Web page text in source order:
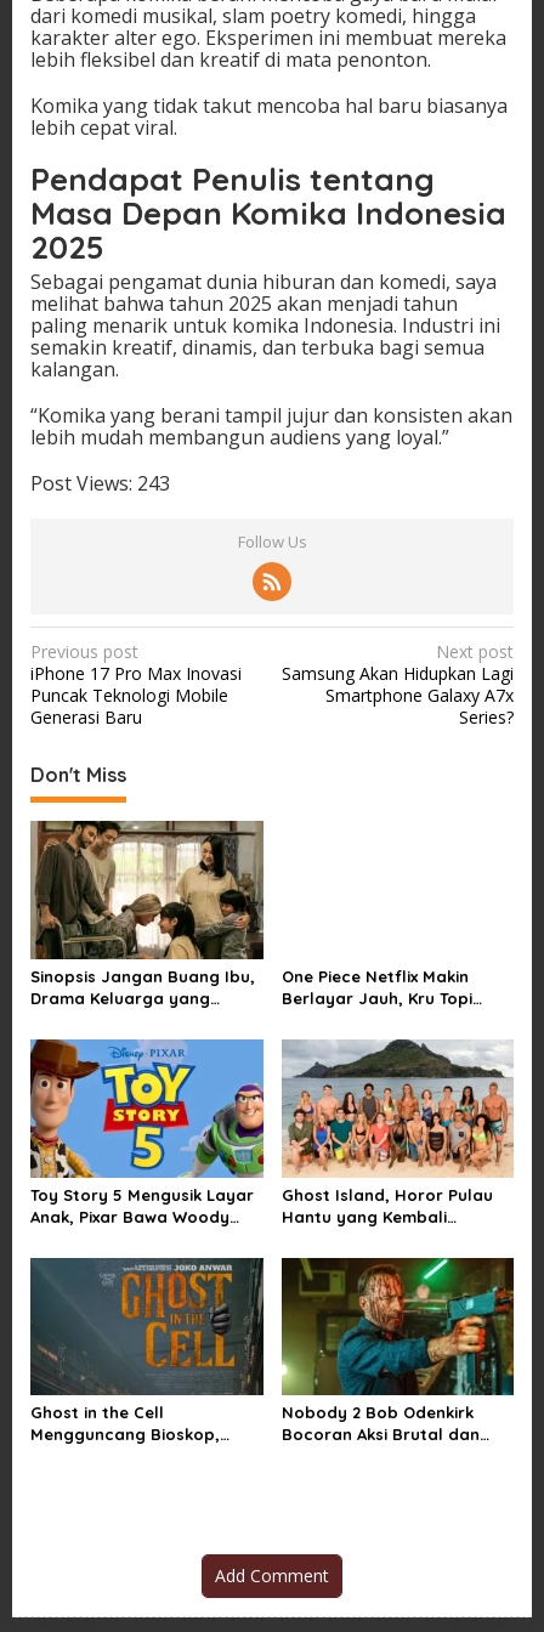
dari komedi musikal, slam poetry komedi, hingga
karakter alter ego. Eksperimen ini membuat mereka
lebih fleksibel dan kreatif di mata penonton.
Komika yang tidak takut mencoba hal baru biasanya
lebih cepat viral.
Pendapat Penulis tentang
Masa Depan Komika Indonesia
2025
Sebagai pengamat dunia hiburan dan komedi, saya
melihat bahwa tahun 2025 akan menjadi tahun
paling menarik untuk komika Indonesia. Industri ini
semakin kreatif, dinamis, dan terbuka bagi semua
kalangan.
“Komika yang berani tampil jujur dan konsisten akan
lebih mudah membangun audiens yang loyal.”
Post Views: 243
Follow Us
P
o
s
n
a
v
i
g
a
t
o
n
Previous post
iPhone 17 Pro Max Inovasi
Puncak Teknologi Mobile
Generasi Baru
Next post
Samsung Akan Hidupkan Lagi
Smartphone Galaxy A7x
Series?
Don't Miss
Sinopsis Jangan Buang Ibu,
Drama Keluarga yang
Sayang dan Bakti kepada
Orang Tua
One Piece Netflix Makin
Berlayar Jauh, Kru Topi
Toy Story 5 Mengusik Layar
Anak, Pixar Bawa Woody
Ghost Island, Horor Pulau
Hantu yang Kembali
Ghost in the Cell
Mengguncang Bioskop,
Nobody 2 Bob Odenkirk
Bocoran Aksi Brutal dan
Add Comment